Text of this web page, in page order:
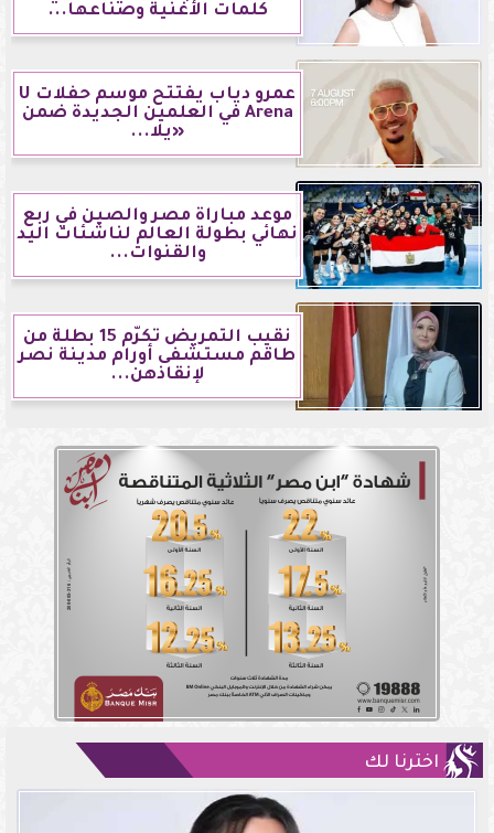
كلمات الأغنية وصناعها...
عمرو دياب يفتتح موسم حفلات U
Arena في العلمين الجديدة ضمن
«يلا...
موعد مباراة مصر والصين في ربع
نهائي بطولة العالم لناشئات اليد
والقنوات...
نقيب التمريض تكرّم 15 بطلة من
طاقم مستشفى أورام مدينة نصر
لإنقاذهن...
اخترنا لك